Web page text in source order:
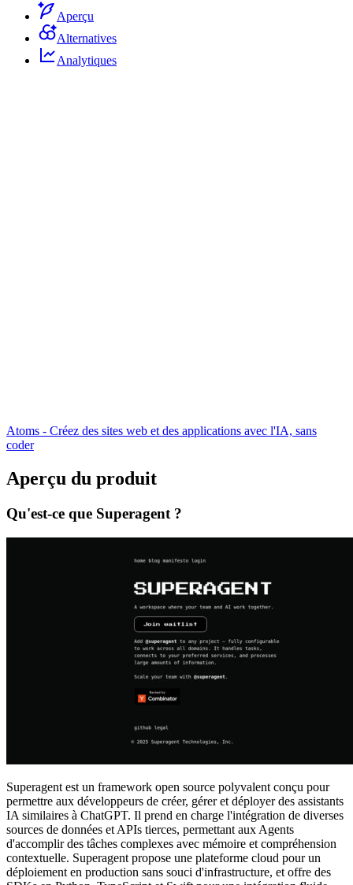
Aperçu
Alternatives
Analytiques
Atoms - Créez des sites web et des applications avec l'IA, sans
coder
Aperçu du produit
Qu'est-ce que Superagent ?
Superagent est un framework open source polyvalent conçu pour
permettre aux développeurs de créer, gérer et déployer des assistants
IA similaires à ChatGPT. Il prend en charge l'intégration de diverses
sources de données et APIs tierces, permettant aux Agents
d'accomplir des tâches complexes avec mémoire et compréhension
contextuelle. Superagent propose une plateforme cloud pour un
déploiement en production sans souci d'infrastructure, et offre des